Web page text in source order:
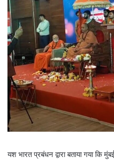
यश भारत प्रबंधन द्वारा बताया गया कि